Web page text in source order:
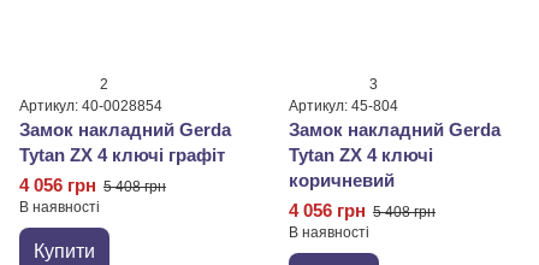
2
Артикул: 40-0028854
Замок накладний Gerda
Tytan ZX 4 ключі графіт
4 056 грн 5 408 грн
В наявності
Купити
3
Артикул: 45-804
Замок накладний Gerda
Tytan ZX 4 ключі
коричневий
4 056 грн 5 408 грн
В наявності